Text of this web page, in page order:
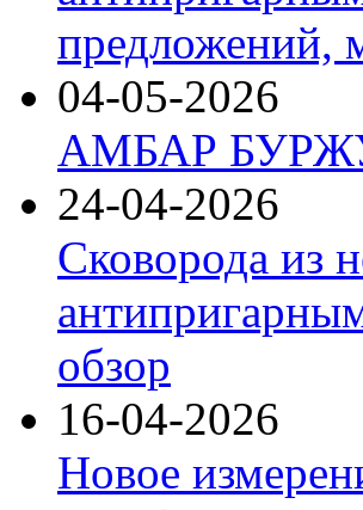
предложений,
04-05-2026
АМБАР
24-04-2026
Сковорода из
обзор
16-04-2026
Новое